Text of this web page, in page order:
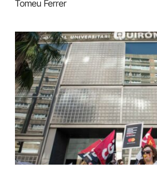
Tomeu Ferrer